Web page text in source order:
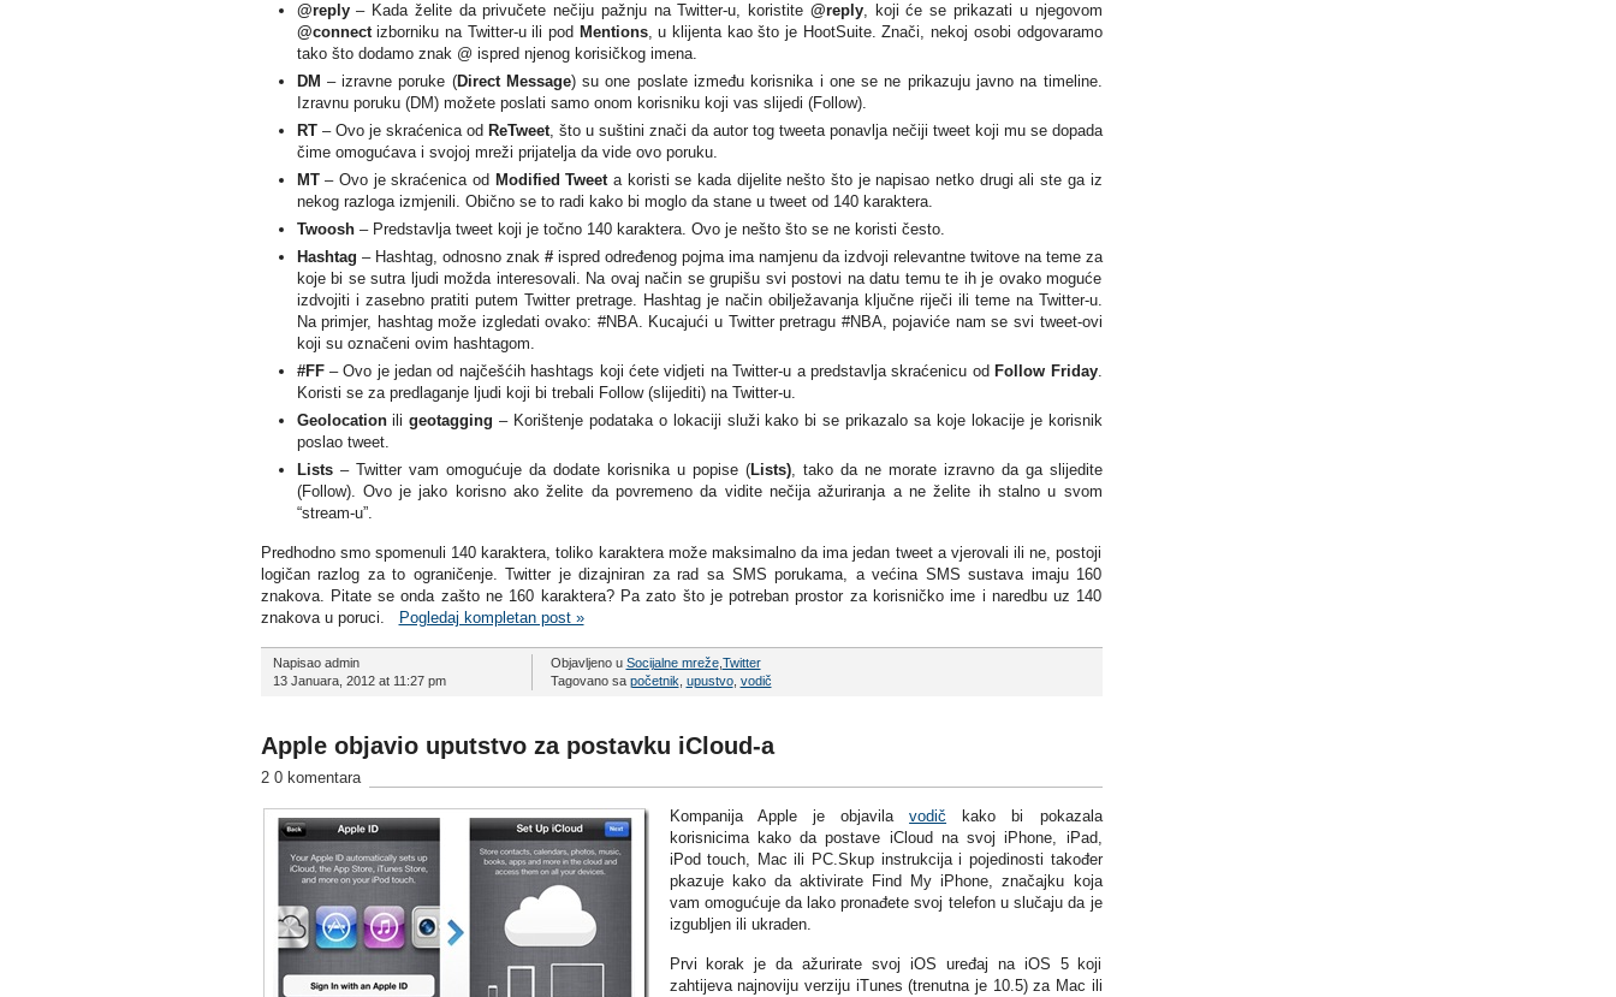
@reply– Kada želite da privučete nečiju pažnju na Twitter-u, koristite @reply, koji će se prikazati u njegovom
@connectizborniku na Twitter-u ili pod Mentions, u klijenta kao što je HootSuite. Znači, nekoj osobi odgovaramo
tako što dodamo znak @ ispred njenog korisičkog imena.
DM – izravne poruke (Direct Message) su one poslate između korisnika i one se ne prikazuju javno na timeline.
Izravnu poruku (DM) možete poslati samo onom korisniku koji vas slijedi (Follow).
RT– Ovo je skraćenica od ReTweet, što u suštini znači da autor tog tweeta ponavlja nečiji tweet koji mu se dopada
čime omogućava i svojoj mreži prijatelja da vide ovo poruku.
MT– Ovo je skraćenica od Modified Tweeta koristi se kada dijelite nešto što je napisao netko drugi ali ste ga iz
nekog razloga izmjenili. Obično se to radi kako bi moglo da stane u tweet od 140 karaktera.
Twoosh– Predstavlja tweet koji je točno 140 karaktera. Ovo je nešto što se ne koristi često.
Hashtag – Hashtag, odnosno znak #ispred određenog pojma ima namjenu da izdvoji relevantne twitove na teme za
koje bi se sutra ljudi možda interesovali. Na ovaj način se grupišu svi postovi na datu temu te ih je ovako moguće
izdvojiti i zasebno pratiti putem Twitter pretrage. Hashtag je način obilježavanja ključne riječi ili teme na Twitter-u.
Na primjer, hashtag može izgledati ovako: #NBA. Kucajući u Twitter pretragu #NBA, pojaviće nam se svi tweet-ovi
koji su označeni ovim hashtagom.
#FF– Ovo je jedan od najčešćih hashtags koji ćete vidjeti na Twitter-u a predstavlja skraćenicu od Follow Friday.
Koristi se za predlaganje ljudi koji bi trebali Follow (slijediti) na Twitter-u.
Geolocationiligeotagging – Korištenje podataka o lokaciji služi kako bi se prikazalo sa koje lokacije je korisnik
poslao tweet.
Lists– Twitter vam omogućuje da dodate korisnika u popise (Lists), tako da ne morate izravno da ga slijedite
(Follow). Ovo je jako korisno ako želite da povremeno da vidite nečija ažuriranja a ne želite ih stalno u svom
“stream-u”.
Predhodno smo spomenuli 140 karaktera, toliko karaktera može maksimalno da ima jedan tweet a vjerovali ili ne, postoji
logičan razlog za to ograničenje. Twitter je dizajniran za rad sa SMS porukama, a većina SMS sustava imaju 160
znakova. Pitate se onda zašto ne 160 karaktera? Pa zato što je potreban prostor za korisničko ime i naredbu uz 140
znakova u poruci.
Pogledaj kompletan post »
Napisao admin
13 Januara, 2012 at 11:27 pm
Objavljeno u Socijalne mreže, Twitter
Tagovano sa početnik upustvo, vodič
Apple objavio uputstvo za postavku iCloud-a
2 0 komentara
Kompanija Apple je objavilavodič kako bi pokazala
korisnicima kako da postave iCloud na svoj iPhone, iPad,
iPod touch, Mac ili PC.Skup instrukcija i pojedinosti također
pkazuje kako da aktivirate Find My iPhone, značajku koja
vam omogućuje da lako pronađete svoj ​​telefon u slučaju da je
izgubljen ili ukraden.
Prvi korak je da ažurirate svoj ​​iOS uređaj na iOS 5 koji
zahtijeva najnoviju verziju iTunes (trenutna je 10.5) za Mac ili